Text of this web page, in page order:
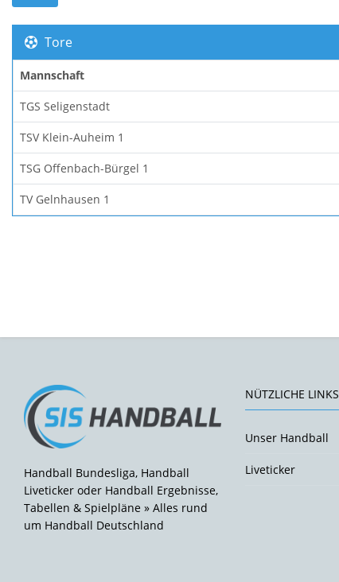
Tore
Mannschaft
TGS Seligenstadt
TSV Klein-Auheim 1
TSG Offenbach-Bürgel 1
TV Gelnhausen 1
Handball Bundesliga, Handball
Liveticker oder Handball Ergebnisse,
Tabellen & Spielpläne » Alles rund
um Handball Deutschland
NÜTZLICHE LINKS
Unser Handball
Liveticker